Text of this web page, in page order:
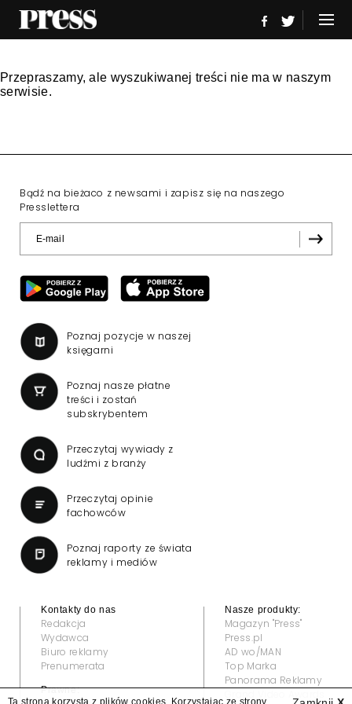
Przepraszamy, ale wyszukiwanej treści nie ma w naszym
serwisie.
Bądź na bieżaco z newsami i zapisz się na naszego
Presslettera
Poznaj pozycje w naszej
księgarni
Poznaj nasze płatne
treści i zostań
subskrybentem
Przeczytaj wywiady z
ludźmi z branży
Przeczytaj opinie
fachowców
Poznaj raporty ze świata
reklamy i mediów
Kontakty do nas
Redakcja
Wydawca
Biuro reklamy
Prenumerata
Prawne:
Nasze produkty:
Magazyn "Press"
Press.pl
AD wo/MAN
Top Marka
Panorama Reklamy
Ta strona korzysta z plików cookies. Korzystając ze strony